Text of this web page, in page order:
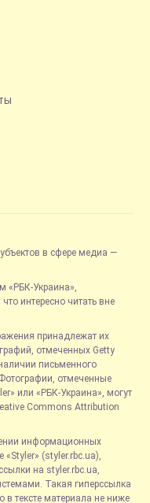
в сфере медиа —
«РБК-Украина»,
интересно читать вне
принадлежат их
отмеченных Getty
письменного
отмеченные
или «РБК-Украина», могут
Commons Attribution
информационных
«Styler» (styler.rbc.ua),
на styler.rbc.ua,
Такая гиперссылка
тексте материала не ниже